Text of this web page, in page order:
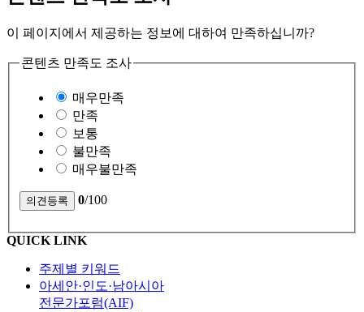
이 페이지에서 제공하는 정보에 대하여 만족하십니까?
콘텐츠 만족도 조사
매우만족
만족
보통
불만족
매우불만족
0/100
QUICK LINK
주제별 키워드
아세안·인도·남아시아
전문가포럼(AIF)